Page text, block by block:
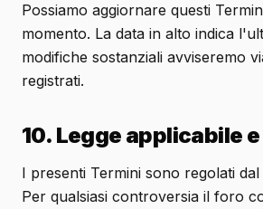
Possiamo aggiornare questi
momento. La data in alto indica
modifiche sostanziali avviseremo
registrati.
10. Legge applicabile
I presenti Termini sono regolati
Per qualsiasi controversia il foro